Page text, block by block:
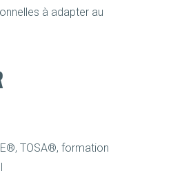
à adapter au
TOSA®, formation